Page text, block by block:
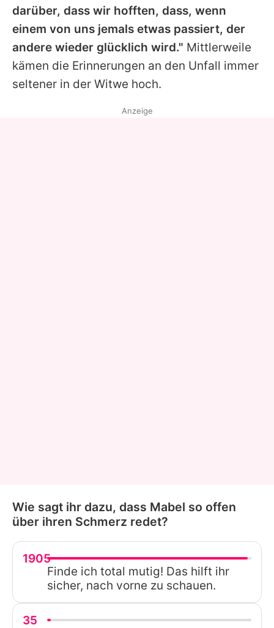
darüber, dass wir hofften, dass, wenn
einem von uns jemals etwas passiert, der
andere wieder glücklich wird." Mittlerweile
kämen die Erinnerungen an den Unfall immer
seltener in der Witwe hoch.
Anzeige
Wie sagt ihr dazu, dass Mabel so offen
über ihren Schmerz redet?
1905
Finde ich total mutig! Das hilft ihr
sicher, nach vorne zu schauen.
35